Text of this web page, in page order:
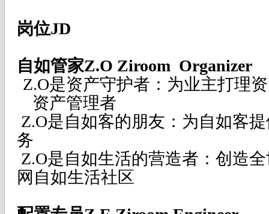
岗位JD
自如管家Z.O Ziroom Organizer
Z.O是资产守护者：为业主打理
资产管理者
Z.O是自如客的朋友：为自如客
务
Z.O是自如生活的营造者：创造
网自如生活社区